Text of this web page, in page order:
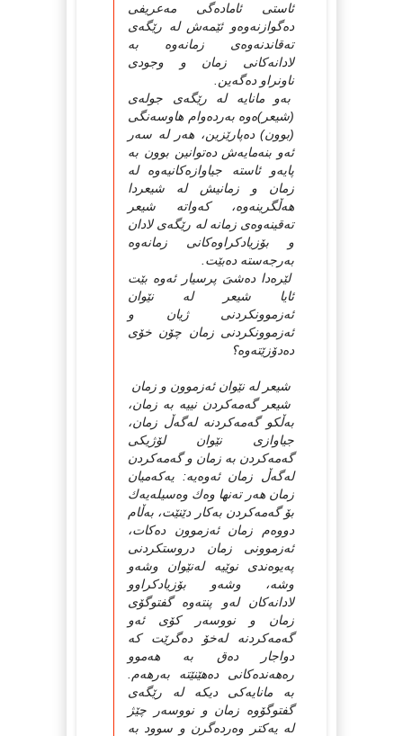
ئاستى ئامادەگى مەعریفى
دەگوازنەوەو ئێمەش لە رێگەى
تەقاندنەوەى زمانەوە بە
لادانەكانى زمان و وجودى
ناونراو دەگەین.
بەو مانایە لە رێگەى جولەى
(شیعر)ەوە بەردەوام هاوسەنگى
(بوون) دەپارێزین، هەر لە سەر
ئەو بنەمایەش دەتوانین بوون بە
پایەو ئاستە جیاوازەكانیەوە لە
زمان و زمانیش لە شیعردا
هەڵگرینەوە، كەواتە شیعر
تەقینەوەى زمانە لە رێگەى لادان
و بۆزیادكراوەكانى زمانەوە
بەرجەستە دەبێت.
لێرەدا دەشىَ پرسیار ئەوە بێت
ئایا شیعر لە نێوان
ئەزموونكردنى ژیان و
ئەزموونكردنى زمان چۆن خۆى
دەدۆزێتەوە؟
شیعر لە نێوان ئەزموون و زمان
شیعر گەمەكردن نییە بە زمان،
بەڵكو گەمەكردنە لەگەڵ زمان،
جیاوازى نێوان لۆژیكى
گەمەكردن بە زمان و گەمەكردن
لەگەڵ زمان ئەوەیە: یەكەمیان
زمان هەر تەنها وەك وەسیلەیەك
بۆ گەمەكردن بەكار دێنێت، بەڵام
دووەم زمان ئەزموون دەكات،
ئەزموونى زمان دروستكردنى
پەیوەندى نوێیە لەنێوان وشەو
وشە، وشەو بۆزیادكراوو
لادانەكان لەو پنتەوە گفتوگۆى
زمان و نووسەر كۆى ئەو
گەمەكردنە لەخۆ دەگرێت كە
دواجار دەق بە هەموو
رەهەندەكانى دەهێنێتە بەرهەم.
بە مانایەكى دیكە لە رێگەى
گفتوگۆوە زمان و نووسەر چێژ
لە یەكتر وەردەگرن و سوود بە